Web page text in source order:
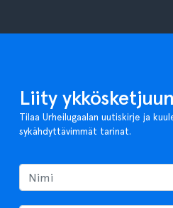
Liity
Tilaa Urheilugaalan uutiskirje ja
sykähdyttävimmät tarinat.